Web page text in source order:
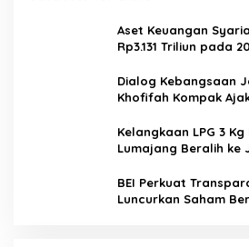
Aset Keuangan
Rp3.131 Triliun pada
Dialog Kebangsaan
Khofifah Kompak
Kelangkaan LPG 3
Lumajang Beralih ke
Mudah
BEI Perkuat
Luncurkan Saham